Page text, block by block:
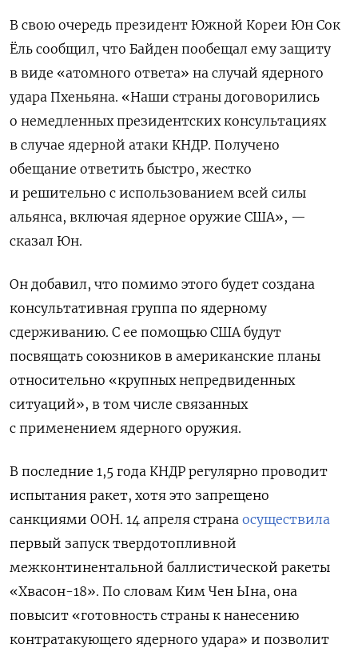
В свою очередь президент Южной Кореи Юн Сок
Ёль сообщил, что Байден пообещал ему защиту
в виде «атомного ответа» на случай ядерного
удара Пхеньяна. «Наши страны договорились
о немедленных президентских консультациях
в случае ядерной атаки КНДР. Получено
обещание ответить быстро, жестко
и решительно с использованием всей силы
альянса, включая ядерное оружие США», —
сказал Юн.
Он добавил, что помимо этого будет создана
консультативная группа по ядерному
сдерживанию. С ее помощью США будут
посвящать союзников в американские планы
относительно «крупных непредвиденных
ситуаций», в том числе связанных
с применением ядерного оружия.
В последние 1,5 года КНДР регулярно проводит
испытания ракет, хотя это запрещено
санкциями ООН. 14 апреля страна осуществила
первый запуск твердотопливной
межконтинентальной баллистической ракеты
«Хвасон-18». По словам Ким Чен Ына, она
повысит «готовность страны к нанесению
контратакующего ядерного удара» и позволит